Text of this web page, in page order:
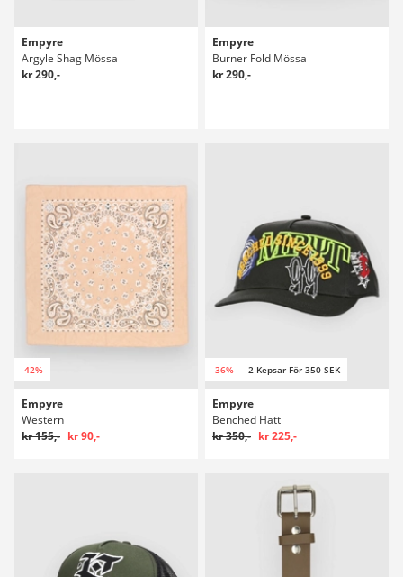
Empyre
Argyle Shag Mössa
kr 290,-
Empyre
Burner Fold Mössa
kr 290,-
-42%
Empyre
Western
kr 155,- kr 90,-
-36% 2 Kepsar För 350 SEK
Empyre
Benched Hatt
kr 350,- kr 225,-